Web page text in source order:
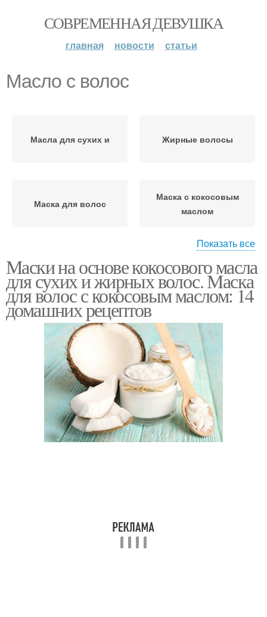
СОВРЕМЕННАЯ ДЕВУШКА
главная новости статьи
Масло с волос
Масла для сухих и Жирные волосы
Маска для волос
Маска с кокосовым
маслом
маслом
Масло для волос
Масла для волос Кокосовое масло
Масло от выпадения
Показать все
Маски на основе кокосового масла
для сухих и жирных волос. Маска
для волос с кокосовым маслом: 14
домашних рецептов